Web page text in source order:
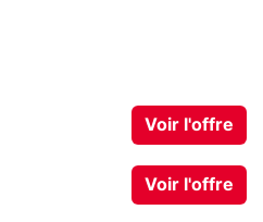
Voir l'offre
Voir l'offre